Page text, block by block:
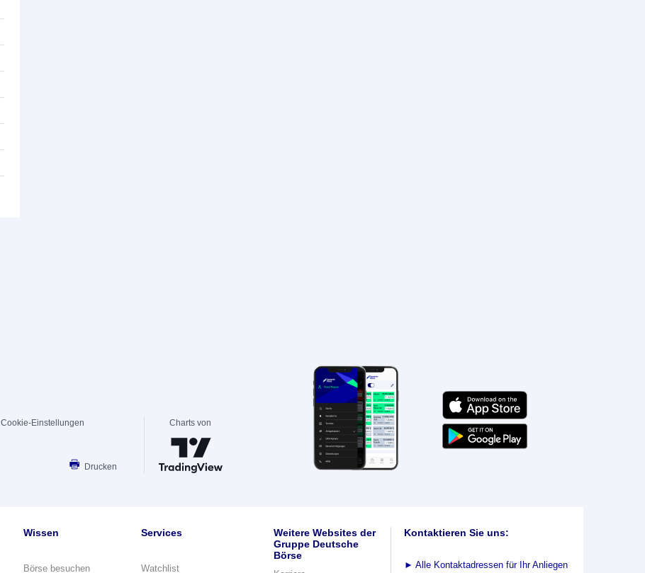
Cookie-Einstellungen
Drucken
Charts von
Wissen
Börse besuchen
Services
Watchlist
Weitere Websites der
Gruppe Deutsche
Börse
Kontaktieren Sie uns:
► Alle Kontaktadressen für Ihr Anliegen